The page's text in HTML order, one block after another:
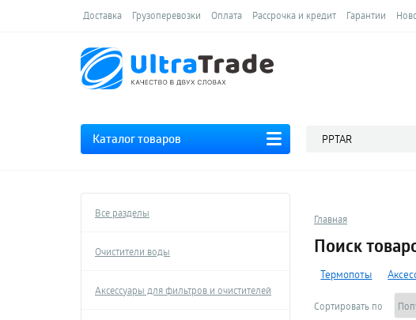
Доставка Грузоперевозки Оплата Рассрочка и кредит Гарантии
Каталог товаров
Все разделы
Очистители воды
Аксессуары для фильтров и очистителей
Главная
Поиск
Термопоты
Сортировать по